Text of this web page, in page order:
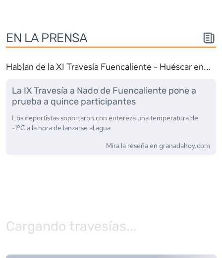
EN LA PRENSA
Hablan de laXI Travesía Fuencaliente - Huéscar en...
La IX Travesía a Nado de Fuencaliente pone a
prueba a quince participantes
Los deportistas soportaron con entereza una temperatura de
-1ºC a la hora de lanzarse al agua
Mira la reseña en granadahoy.com
Cargando travesías...